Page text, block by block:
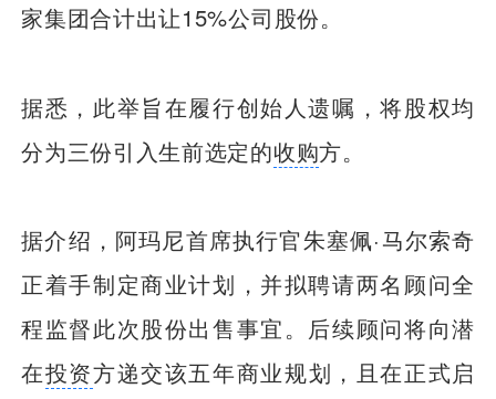
家集团合计出让15%公司股份。
据悉，此举旨在履行创始人遗嘱，将股权均
分为三份引入生前选定的收购方。
据介绍，阿玛尼首席执行官朱塞佩·马尔索奇
正着手制定商业计划，并拟聘请两名顾问全
程监督此次股份出售事宜。后续顾问将向潜
在投资方递交该五年商业规划，且在正式启